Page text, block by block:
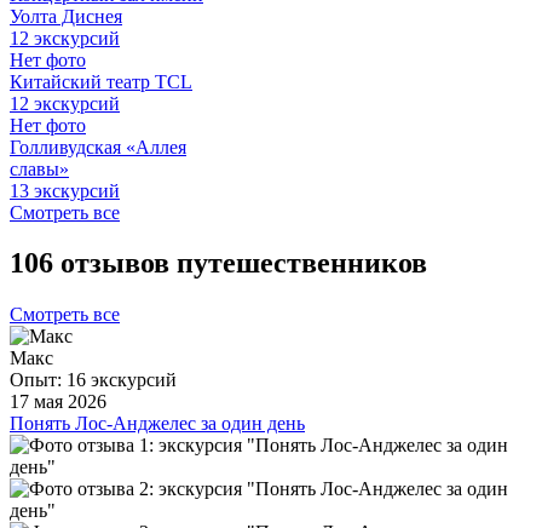
Уолта Диснея
12 экскурсий
Нет фото
Китайский театр TCL
12 экскурсий
Нет фото
Голливудская «Аллея
славы»
13 экскурсий
Смотреть все
106 отзывов путешественников
Смотреть все
Макс
Опыт: 16 экскурсий
17 мая 2026
Понять Лос-Анджелес за один день
Провели с гидом Владом целый день в Лос-Анджелесе и
остались в полном восторге. Посетили Downtown, океан,
Hollywood Sign, Walk of Fame и много других интересных
мест. Влад очень интересно и легко рассказывает, знает